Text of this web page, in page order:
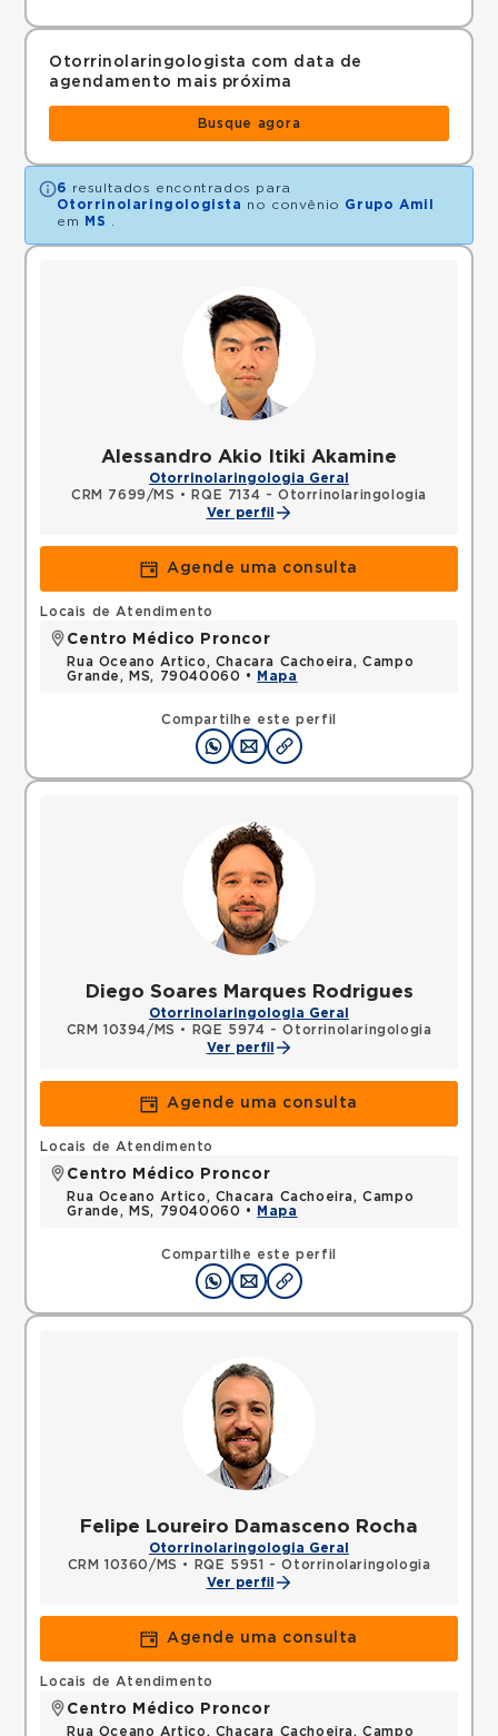
Otorrinolaringologista com data de
agendamento mais próxima
Busque agora
6 resultados encontrados para
Otorrinolaringologista no convênio Grupo Amil
em
MS
Alessandro Akio Itiki Akamine
Otorrinolaringologia Geral
CRM 7699/MS •
RQE 7134 - Otorrinolaringologia
Ver perfil
Agende uma consulta
Compartilhe este perfil
Locais de Atendimento
Centro Médico Proncor
Rua Oceano Artico, Chacara Cachoeira, Campo
Grande, MS, 79040060 •
Mapa
Diego Soares Marques Rodrigues
Otorrinolaringologia Geral
CRM 10394/MS •
RQE 5974 - Otorrinolaringologia
Ver perfil
Agende uma consulta
Compartilhe este perfil
Locais de Atendimento
Centro Médico Proncor
Rua Oceano Artico, Chacara Cachoeira, Campo
Grande, MS, 79040060 •
Mapa
Felipe Loureiro Damasceno Rocha
Otorrinolaringologia Geral
CRM 10360/MS •
RQE 5951 - Otorrinolaringologia
Ver perfil
Agende uma consulta
Locais de Atendimento
Centro Médico Proncor
Rua Oceano Artico, Chacara Cachoeira, Campo